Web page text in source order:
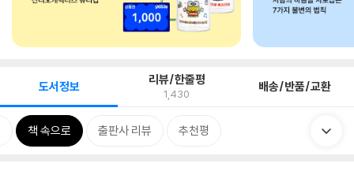
도서정보 리뷰/한줄평
1,430 배송/반품/교환
책 속으로 출판사 리뷰 추천평